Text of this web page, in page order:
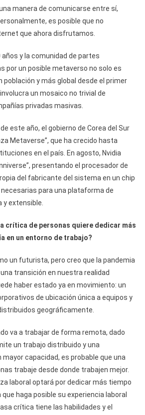
manera de comunicarse entre sí,
es posible que no
que ahora disfrutamos.
y la comunidad de partes
por un posible metaverso no solo es
población y más global desde el primer
un mosaico no trivial de
privadas masivas.
este año, el gobierno de Corea del Sur
Metaverse”, que ha crecido hasta
en el país. En agosto, Nvidia
presentando el procesador de
del fabricante del sistema en un chip
para una plataforma de
y extensible.
crítica de personas quiere dedicar más
en un entorno de trabajo?
un futurista, pero creo que la pandemia
transición en nuestra realidad
haber estado ya en movimiento: un
de ubicación única a equipos y
geográficamente.
va a trabajar de forma remota, dado
un trabajo distribuido y una
capacidad, es probable que una
trabaje desde donde trabajen mejor.
laboral optará por dedicar más tiempo
haga posible su experiencia laboral
crítica tiene las habilidades y el